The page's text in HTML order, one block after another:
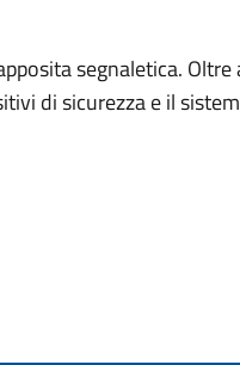
segnaletica.
di sicurezza e il